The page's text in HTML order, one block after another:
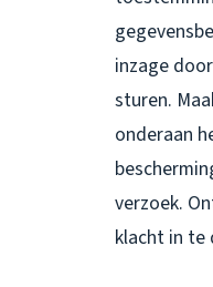
inzage
sturen.
onderaan
verzoek.
klacht in te